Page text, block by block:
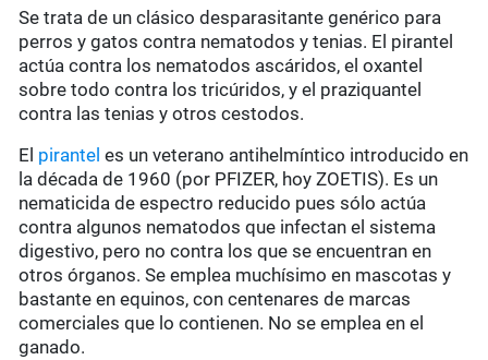
Se trata de un clásico desparasitante genérico para
perros y gatos contra nematodos y tenias. El pirantel
actúa contra los nematodos ascáridos, el oxantel
sobre todo contra los tricúridos, y el praziquantel
contra las tenias y otros cestodos.
El pirantel es un veterano antihelmíntico introducido en
la década de 1960 (por PFIZER, hoy ZOETIS). Es un
nematicida de espectro reducido pues sólo actúa
contra algunos nematodos que infectan el sistema
digestivo, pero no contra los que se encuentran en
otros órganos. Se emplea muchísimo en mascotas y
bastante en equinos, con centenares de marcas
comerciales que lo contienen. No se emplea en el
ganado.